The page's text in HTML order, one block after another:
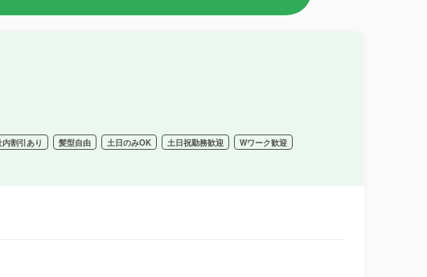
内割引あり 髪型自由 土日のみOK 土日祝勤務歓迎 Wワーク歓迎